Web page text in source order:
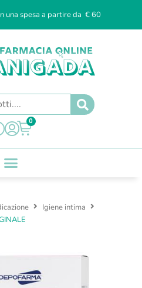
una spesa a partire da € 60
0
Igiene intima